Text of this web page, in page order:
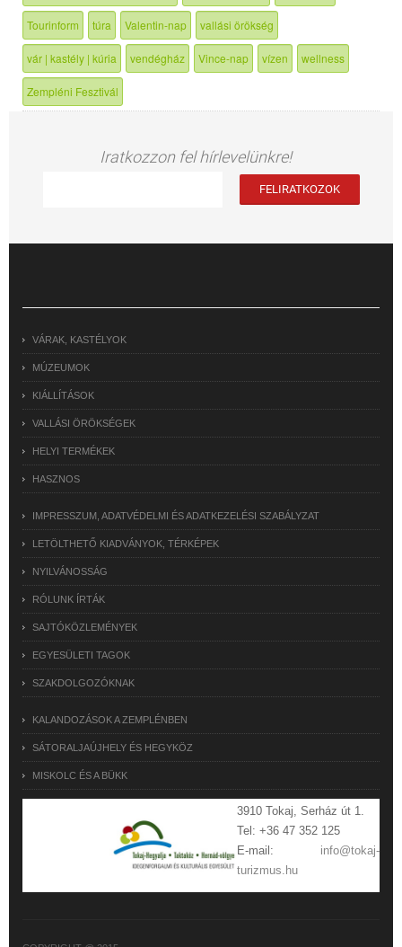
Tourinform túra Valentin-nap vallási örökség
vár | kastély | kúria vendégház Vince-nap vízen wellness
Zempléni Fesztivál
Iratkozzon fel hírlevelünkre!
VÁRAK, KASTÉLYOK
MÚZEUMOK
KIÁLLÍTÁSOK
VALLÁSI ÖRÖKSÉGEK
HELYI TERMÉKEK
HASZNOS
IMPRESSZUM, ADATVÉDELMI ÉS ADATKEZELÉSI SZABÁLYZAT
LETÖLTHETŐ KIADVÁNYOK, TÉRKÉPEK
NYILVÁNOSSÁG
RÓLUNK ÍRTÁK
SAJTÓKÖZLEMÉNYEK
EGYESÜLETI TAGOK
SZAKDOLGOZÓKNAK
KALANDOZÁSOK A ZEMPLÉNBEN
SÁTORALJAÚJHELY ÉS HEGYKÖZ
MISKOLC ÉS A BÜKK
3910 Tokaj, Serház út 1.
Tel: +36 47 352 125
E-mail: info@tokaj-
turizmus.hu